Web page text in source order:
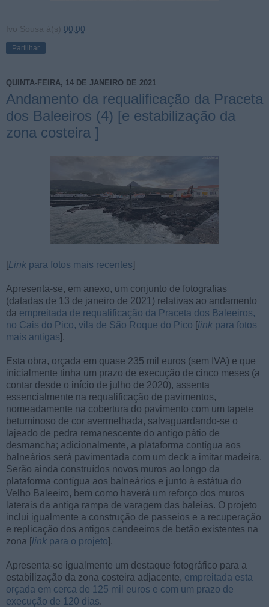
Ivo Sousa à(s) 00:00
Partilhar
QUINTA-FEIRA, 14 DE JANEIRO DE 2021
Andamento da requalificação da Praceta
dos Baleeiros (4) [e estabilização da
zona costeira ]
[Link para fotos mais recentes]
Apresenta-se, em anexo, um conjunto de fotografias
(datadas de 13 de janeiro de 2021) relativas ao andamento
da empreitada de requalificação da Praceta dos Baleeiros,
no Cais do Pico, vila de São Roque do Pico [link para fotos
mais antigas].
Esta obra, orçada em quase 235 mil euros (sem IVA) e que
inicialmente tinha um prazo de execução de cinco meses (a
contar desde o início de julho de 2020), assenta
essencialmente na requalificação de pavimentos,
nomeadamente na cobertura do pavimento com um tapete
betuminoso de cor avermelhada, salvaguardando-se o
lajeado de pedra remanescente do antigo pátio de
desmancha; adicionalmente, a plataforma contígua aos
balneários será pavimentada com um deck a imitar madeira.
Serão ainda construídos novos muros ao longo da
plataforma contígua aos balneários e junto à estátua do
Velho Baleeiro, bem como haverá um reforço dos muros
laterais da antiga rampa de varagem das baleias. O projeto
inclui igualmente a construção de passeios e a recuperação
e replicação dos antigos candeeiros de betão existentes na
zona [link para o projeto].
Apresenta-se igualmente um destaque fotográfico para a
estabilização da zona costeira adjacente, empreitada esta
orçada em cerca de 125 mil euros e com um prazo de
execução de 120 dias.